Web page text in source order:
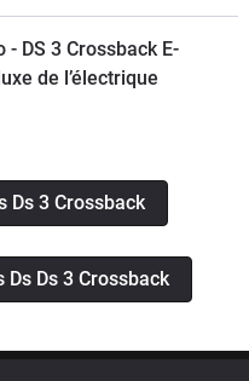
- DS 3 Crossback E-
de l’électrique
Ds 3 Crossback
Ds 3 Crossback